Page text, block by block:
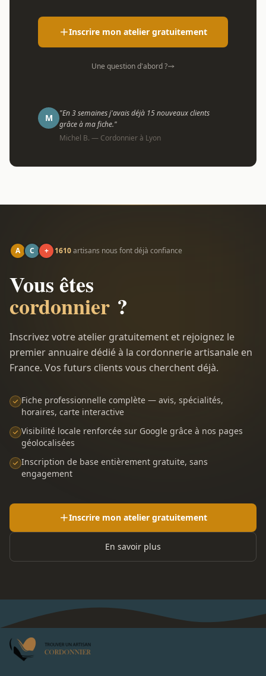
Inscrire mon atelier gratuitement
Une question d'abord ?
M
"En 3 semaines j'avais déjà 15 nouveaux clients
grâce à ma fiche."
Michel B. — Cordonnier à Lyon
A C + 1610artisans nous font déjà confiance
Vous êtes
cordonnier ?
Inscrivez votre atelier gratuitement et rejoignez le
premier annuaire dédié à la cordonnerie artisanale en
France. Vos futurs clients vous cherchent déjà.
Fiche professionnelle complète — avis, spécialités,
horaires, carte interactive
Visibilité locale renforcée sur Google grâce à nos pages
géolocalisées
Inscription de base entièrement gratuite, sans
engagement
Inscrire mon atelier gratuitement
En savoir plus